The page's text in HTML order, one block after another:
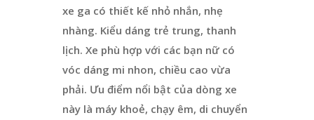
xe ga có thiết kế nhỏ nhắn, nhẹ
nhàng. Kiểu dáng trẻ trung, thanh
lịch. Xe phù hợp với các bạn nữ có
vóc dáng mi nhon, chiều cao vừa
phải. Ưu điểm nổi bật của dòng xe
này là máy khoẻ, chạy êm, di chuyển